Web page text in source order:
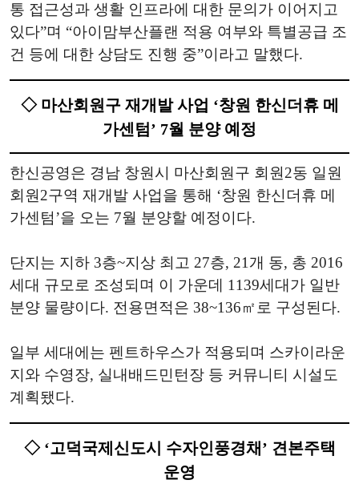
통 접근성과 생활 인프라에 대한 문의가 이어지고
있다”며 “아이맘부산플랜 적용 여부와 특별공급 조
건 등에 대한 상담도 진행 중”이라고 말했다.
◇ 마산회원구 재개발 사업 ‘창원 한신더휴 메
가센텀’ 7월 분양 예정
한신공영은 경남 창원시 마산회원구 회원2동 일원
회원2구역 재개발 사업을 통해 ‘창원 한신더휴 메
가센텀’을 오는 7월 분양할 예정이다.
단지는 지하 3층~지상 최고 27층, 21개 동, 총 2016
세대 규모로 조성되며 이 가운데 1139세대가 일반
분양 물량이다. 전용면적은 38~136㎡로 구성된다.
일부 세대에는 펜트하우스가 적용되며 스카이라운
지와 수영장, 실내배드민턴장 등 커뮤니티 시설도
계획됐다.
◇ ‘고덕국제신도시 수자인풍경채’ 견본주택
운영